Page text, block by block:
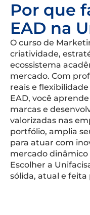
Por que
EAD na
O curso de
criatividade,
ecossistema
mercado. Com
reais e
EAD, você
marcas e
valorizadas nas
portfólio, amplia
para atuar com
mercado
Escolher a
sólida, atual e